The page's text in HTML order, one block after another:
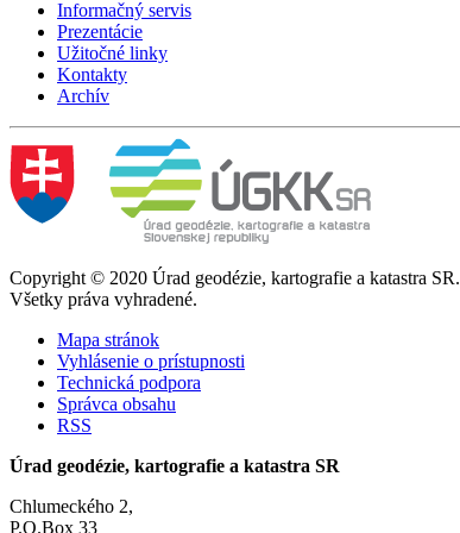
Informačný servis
Prezentácie
Užitočné linky
Kontakty
Archív
Copyright © 2020 Úrad geodézie, kartografie a katastra SR.
Všetky práva vyhradené.
Mapa stránok
Vyhlásenie o prístupnosti
Technická podpora
Správca obsahu
RSS
Úrad geodézie, kartografie a katastra SR
Chlumeckého 2,
P.O.Box 33